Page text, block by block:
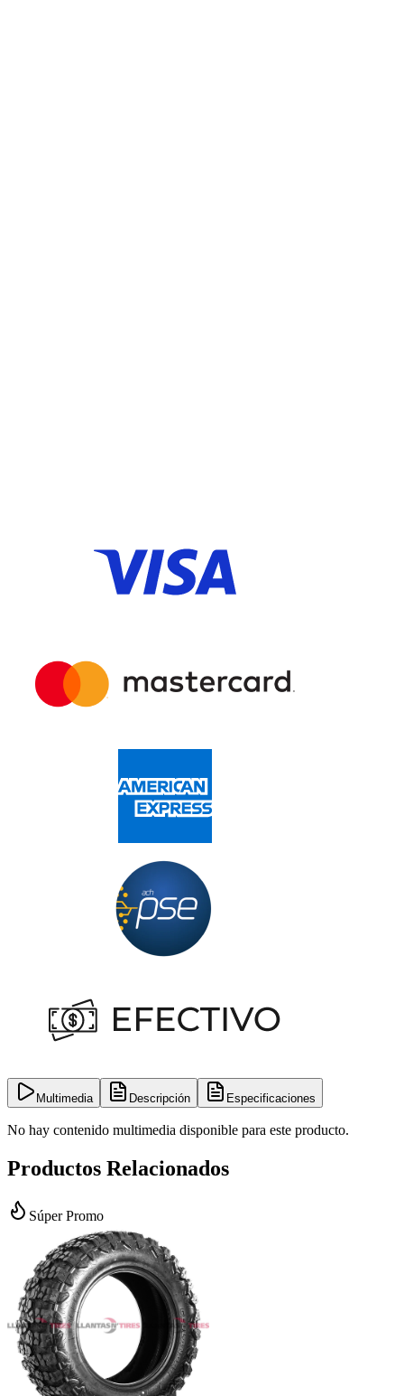
Multimedia Descripción Especificaciones
No hay contenido multimedia disponible para este producto.
Productos Relacionados
Súper Promo